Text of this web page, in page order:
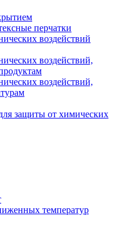
перчатки
воздействий
воздействий,
воздействий,
защиты от химических
температур